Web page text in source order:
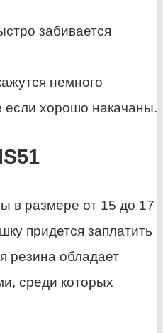
забивается
немного
хорошо накачаны.
в размере от 15 до 17
придется заплатить
резина обладает
среди которых